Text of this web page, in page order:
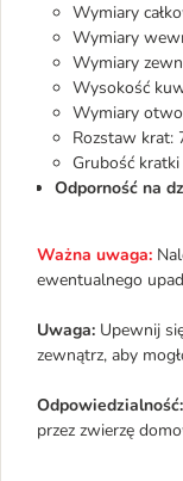
Wymiary
Wymiary
Wymiary
Wysokość
Wymiary
Rozstaw krat:
Grubość
Odporność na
Ważna uwaga:
ewentualnego
Uwaga: Upewnij
zewnątrz, aby
Odpowiedzialność:
przez zwierzę